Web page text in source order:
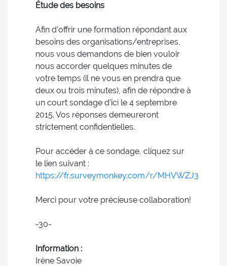
Étude des besoins
Afin d’offrir une formation répondant aux
besoins des organisations/entreprises,
nous vous demandons de bien vouloir
nous accorder quelques minutes de
votre temps (il ne vous en prendra que
deux ou trois minutes), afin de répondre à
un court sondage d’ici le 4 septembre
2015. Vos réponses demeureront
strictement confidentielles.
Pour accéder à ce sondage, cliquez sur
le lien suivant :
https://fr.surveymonkey.com/r/MHVWZJ3
Merci pour votre précieuse collaboration!
-30-
Information :
Irène Savoie